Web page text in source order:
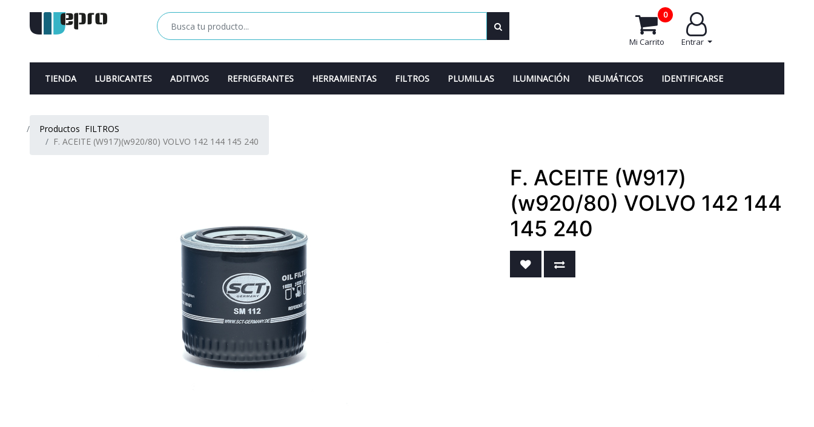
Entrar
Mi Carrito
0
TIENDA LUBRICANTES ADITIVOS REFRIGERANTES HERRAMIENTAS FILTROS PLUMILLAS ILUMINACIÓN NEUMÁTICOS IDENTIFICARSE
Productos FILTROS
F. ACEITE (W917)(w920/80) VOLVO 142 144 145 240
F. ACEITE (W917)
(w920/80) VOLVO 142 144
145 240